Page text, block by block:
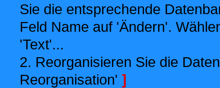
Sie die entsprechende
Feld Name auf 'Ändern'.
'Text'...
2. Reorganisieren Sie die
Reorganisation' ]